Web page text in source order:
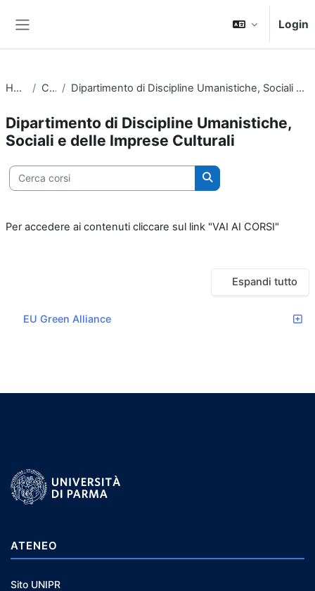
Login
Home Corsi Dipartimento di Discipline Umanistiche, Sociali e delle Imprese Culturali
Dipartimento di Discipline Umanistiche,
Sociali e delle Imprese Culturali
di corso
Cerca corsi
Cerca corsi
Per accedere ai contenuti cliccare sul link "VAI AI CORSI"
Espandi tutto
EU Green Alliance
ATENEO
Sito UNIPR